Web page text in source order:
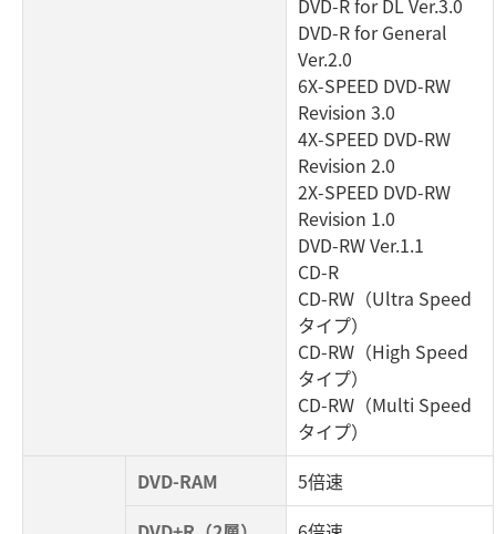
DVD-R for General
Ver.2.0
6X-SPEED DVD-RW
Revision 3.0
4X-SPEED DVD-RW
Revision 2.0
2X-SPEED DVD-RW
Revision 1.0
DVD-RW Ver.1.1
CD-R
CD-RW（Ultra Speed
タイプ）
CD-RW（High Speed
タイプ）
CD-RW（Multi Speed
タイプ）
DVD-RAM
5倍速